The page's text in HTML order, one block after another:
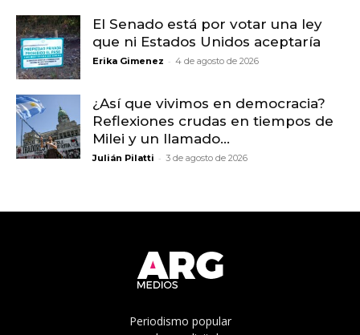
El Senado está por votar una ley
que ni Estados Unidos aceptaría
Erika Gimenez - 4 de agosto de 2026
¿Así que vivimos en democracia?
Reflexiones crudas en tiempos de
Milei y un llamado...
Julián Pilatti - 3 de agosto de 2026
Periodismo popular